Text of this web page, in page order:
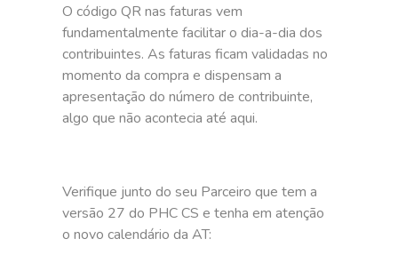
O código QR nas faturas vem
fundamentalmente facilitar o dia-a-dia dos
contribuintes. As faturas ficam validadas no
momento da compra e dispensam a
apresentação do número de contribuinte,
algo que não acontecia até aqui.
Verifique junto do seu Parceiro que tem a
versão 27 do PHC CS e tenha em atenção
o novo calendário da AT: